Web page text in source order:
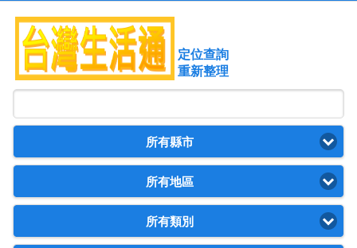
定位查詢
重新整理
所有縣市
所有地區
所有類別